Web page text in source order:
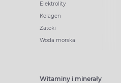
Elektrolity
Kolagen
Zatoki
Woda morska
Witaminy i minerały